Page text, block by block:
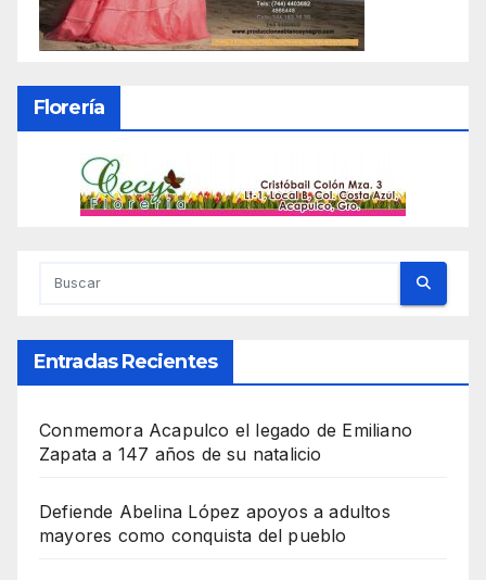
Florería
Entradas Recientes
Conmemora Acapulco el legado de Emiliano
Zapata a 147 años de su natalicio
Defiende Abelina López apoyos a adultos
mayores como conquista del pueblo